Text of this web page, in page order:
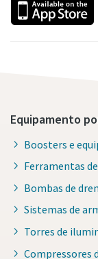
Equipamento
Boosters e
Ferramentas
Bombas de
Sistemas de
Torres de
Compressores